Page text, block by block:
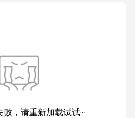
败，请重新加载试试~